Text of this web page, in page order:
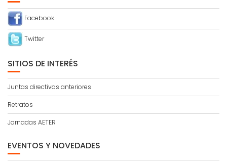
Facebook
Twitter
SITIOS DE INTERÉS
Juntas directivas anteriores
Retratos
Jornadas AETER
EVENTOS Y NOVEDADES